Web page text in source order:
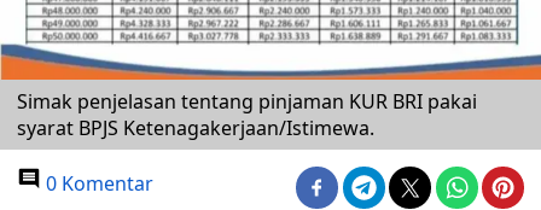
Simak penjelasan tentang pinjaman KUR BRI pakai
syarat BPJS Ketenagakerjaan/Istimewa.
0 Komentar